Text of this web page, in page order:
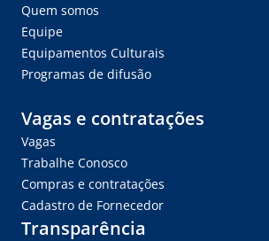
Quem somos
Equipe
Equipamentos Culturais
Programas de difusão
Vagas e contratações
Vagas
Trabalhe Conosco
Compras e contratações
Cadastro de Fornecedor
Transparência